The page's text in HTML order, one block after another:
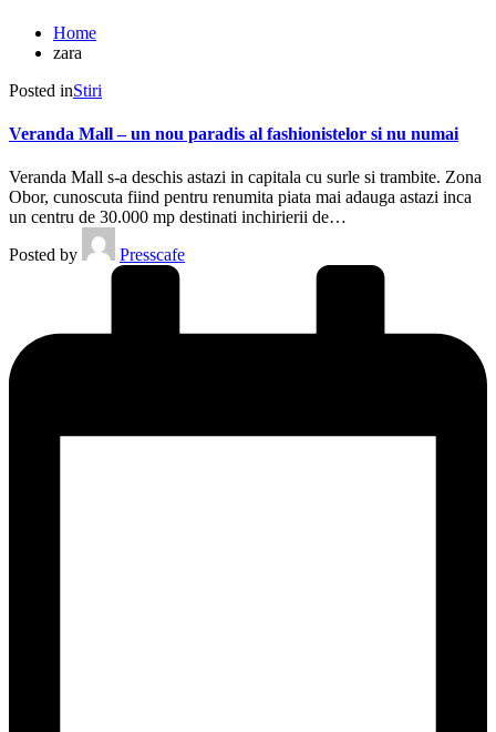
Home
zara
Posted inStiri
Veranda Mall – un nou paradis al fashionistelor si nu numai
Veranda Mall s-a deschis astazi in capitala cu surle si trambite. Zona
Obor, cunoscuta fiind pentru renumita piata mai adauga astazi inca
un centru de 30.000 mp destinati inchirierii de…
Posted by
Presscafe